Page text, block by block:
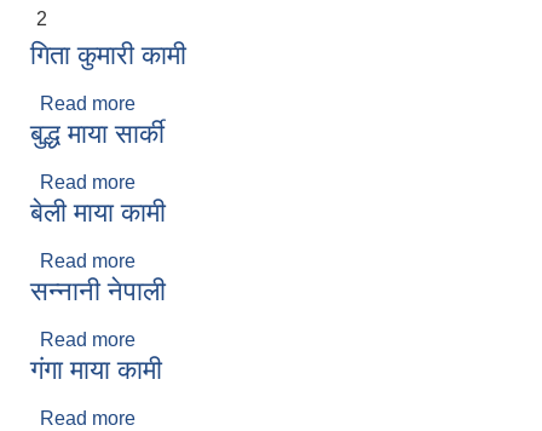
2
गिता कुमारी कामी
Read more
बुद्ध माया सार्की
Read more
बेली माया कामी
Read more
सन्नानी नेपाली
Read more
गंगा माया कामी
Read more